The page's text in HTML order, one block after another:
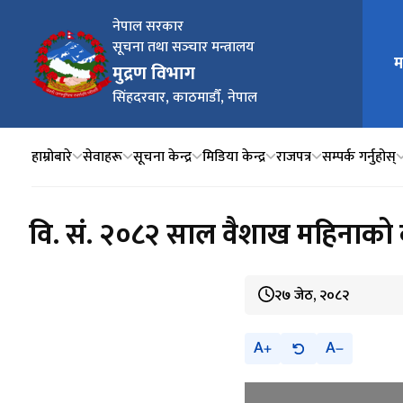
नेपाल सरकार
सूचना तथा सञ्‍चार मन्त्रालय
मुद्रण विभाग
सिंहदरवार, काठमाडौँ, नेपाल
मुख्य
हाम्रोबारे सेवाहरू सूचना केन्द्र मिडिया केन्द्र राजपत्र सम्पर्क गर्नुहोस्
वि. सं. २०८२ साल वैशाख महिनाको
२७ जेठ, २०८२
A A